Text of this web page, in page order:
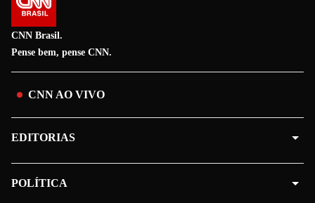
CNN Brasil.
Pense bem, pense CNN.
CNN AO VIVO
EDITORIAS
POLÍTICA